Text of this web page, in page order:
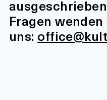
Fragen
uns: